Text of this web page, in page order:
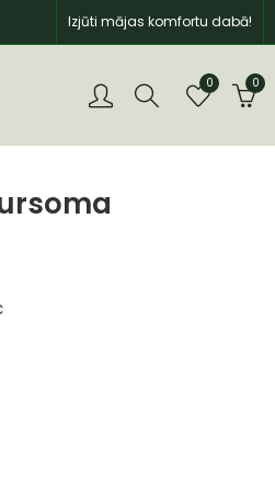
Izjūti mājas komfortu dabā!
0 0